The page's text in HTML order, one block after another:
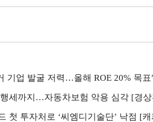
기업 발굴 저력…올해 ROE 20% 목표
세까지…자동차보험 악용 심각 [경
첫 투자처로 ‘씨엠디기술단’ 낙점 [